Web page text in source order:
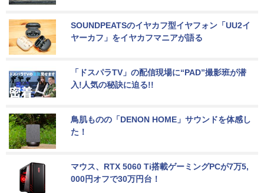
SOUNDPEATSのイヤカフ型イヤフォン「UU2イ
ヤーカフ」をイヤカフマニアが語る
「ドスパラTV」の配信現場に“PAD”撮影班が潜
入!人気の秘訣に迫る!!
鳥肌ものの「DENON HOME」サウンドを体感し
た！
マウス、RTX 5060 Ti搭載ゲーミングPCが7万5,
000円オフで30万円台！